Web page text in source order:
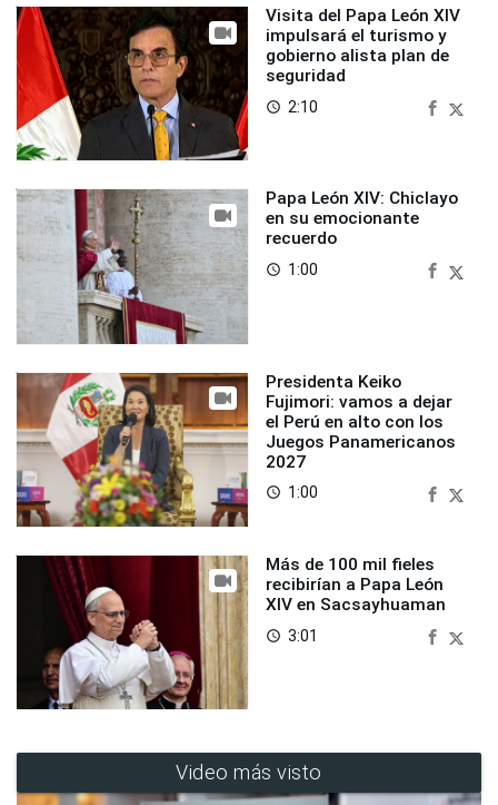
Visita del Papa León XIV
impulsará el turismo y
gobierno alista plan de
seguridad
access_time 2:10
Papa León XIV: Chiclayo
en su emocionante
recuerdo
access_time 1:00
Presidenta Keiko
Fujimori: vamos a dejar
el Perú en alto con los
Juegos Panamericanos
2027
access_time 1:00
Más de 100 mil fieles
recibirían a Papa León
XIV en Sacsayhuaman
access_time 3:01
Video más visto